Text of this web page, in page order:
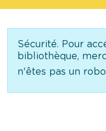
Sécurité. Pour
bibliothèque,
n'êtes pas un